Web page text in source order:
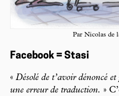
Par Nicolas de
Facebook = Stasi
« Désolé de t’avoir dénoncé
une erreur de traduction. »